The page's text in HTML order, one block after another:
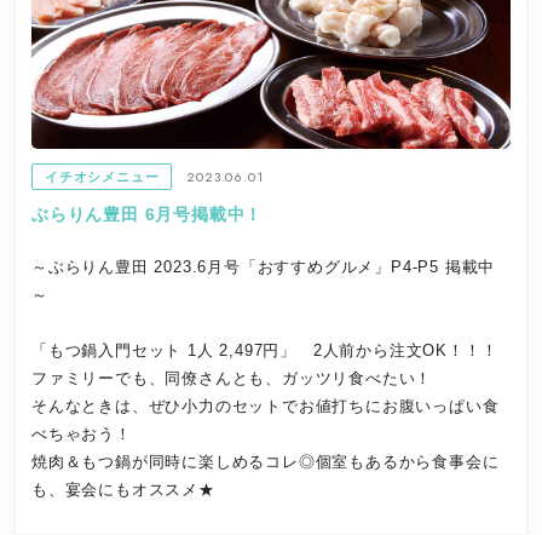
イチオシメニュー
2023.06.01
ぶらりん豊田 6月号掲載中！
～ぶらりん豊田 2023.6月号「おすすめグルメ」P4-P5 掲載中
～
「もつ鍋入門セット 1人 2,497円」 2人前から注文OK！！！
ファミリーでも、同僚さんとも、ガッツリ食べたい！
そんなときは、ぜひ小力のセットでお値打ちにお腹いっぱい食
べちゃおう！
焼肉＆もつ鍋が同時に楽しめるコレ◎個室もあるから食事会に
も、宴会にもオススメ★